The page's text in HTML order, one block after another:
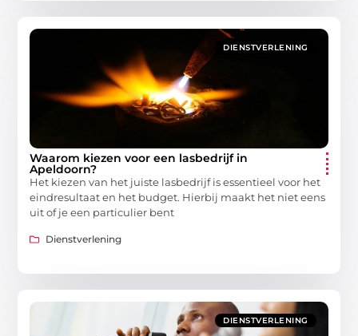
DIENSTVERLENING
Waarom kiezen voor een lasbedrijf in
Apeldoorn?
Het kiezen van het juiste lasbedrijf is essentieel voor het
eindresultaat en het budget. Hierbij maakt het niet eens
uit of je een particulier bent
Dienstverlening
DIENSTVERLENING